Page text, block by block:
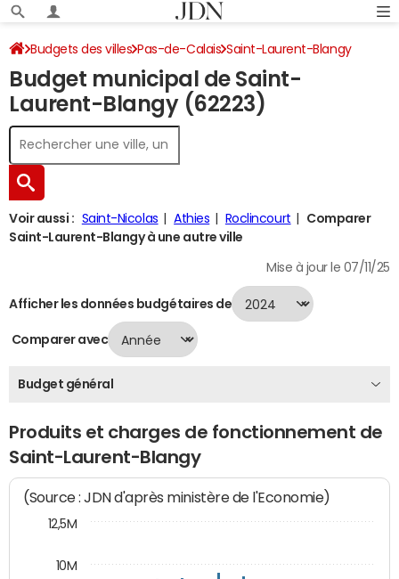
Budgets des villes Pas-de-Calais Saint-Laurent-Blangy
Budget 2024
Budget municipal de Saint-
Laurent-Blangy (62223)
Voir aussi : Saint-Nicolas Athies Roclincourt
Comparer
Saint-Laurent-Blangy à une autre ville
Mise à jour le 07/11/25
Afficher les données budgétaires de
Comparer avec
Budget général
Produits et charges de fonctionnement de
Saint-Laurent-Blangy
(Source : JDN d'après ministère de l'Economie)
10M
12,5M